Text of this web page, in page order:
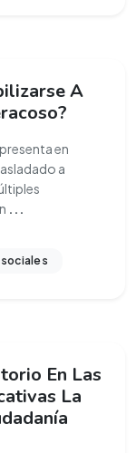
A
en
a
...
En Las
La